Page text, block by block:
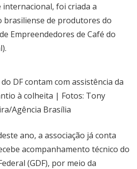
internacional, foi criada a
brasiliense de produtores do
Empreendedores de Café do
DF contam com assistência da
à colheita | Fotos: Tony
Agência Brasília
ano, a associação já conta
acompanhamento técnico do
(GDF), por meio da